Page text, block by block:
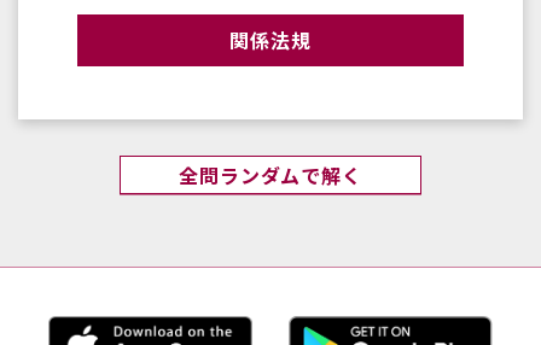
関係法規
全問ランダムで解く